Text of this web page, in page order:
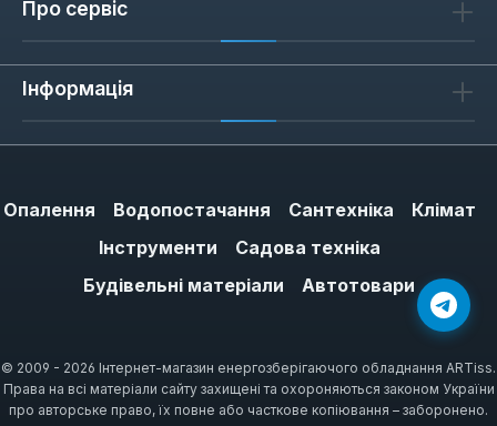
Про сервіс
Інформація
Опалення Водопостачання Сантехніка
Клімат
Інструменти
Садова техніка
Будівельні матеріали
Автотовари
© 2009 - 2026 Інтернет-магазин енергозберігаючого обладнання ARTiss.
Права на всі матеріали сайту захищені та охороняються законом України
про авторське право, їх повне або часткове копіювання – заборонено.